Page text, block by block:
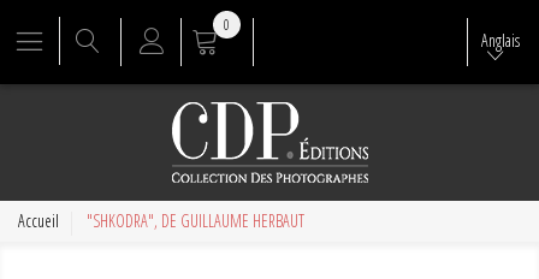
Anglais
0
Accueil "SHKODRA", DE GUILLAUME HERBAUT